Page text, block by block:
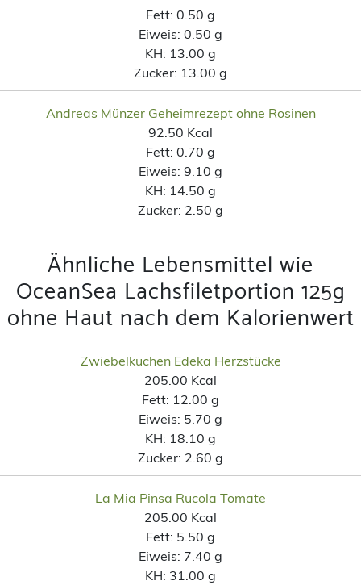
Fett: 0.50 g
Eiweis: 0.50 g
KH: 13.00 g
Zucker: 13.00 g
Andreas Münzer Geheimrezept ohne Rosinen
92.50 Kcal
Fett: 0.70 g
Eiweis: 9.10 g
KH: 14.50 g
Zucker: 2.50 g
Ähnliche Lebensmittel wie
OceanSea Lachsfiletportion 125g
ohne Haut nach dem Kalorienwert
Zwiebelkuchen Edeka Herzstücke
205.00 Kcal
Fett: 12.00 g
Eiweis: 5.70 g
KH: 18.10 g
Zucker: 2.60 g
La Mia Pinsa Rucola Tomate
205.00 Kcal
Fett: 5.50 g
Eiweis: 7.40 g
KH: 31.00 g